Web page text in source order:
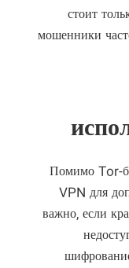
стоит
мошенники
Помимо Tor-
VPN для
важно, если